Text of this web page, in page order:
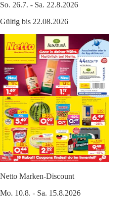
So. 26.7. - Sa. 22.8.2026
Gültig bis 22.08.2026
Netto Marken-Discount
Mo. 10.8. - Sa. 15.8.2026